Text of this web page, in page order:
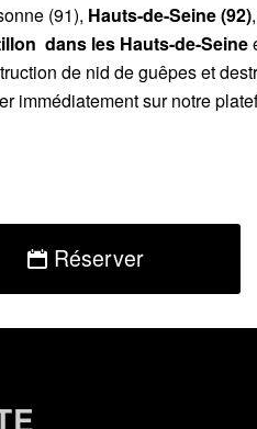
(91), Hauts-de-Seine (92)
dans les Hauts-de-Seine
de nid de guêpes et
immédiatement sur notre
Réserver